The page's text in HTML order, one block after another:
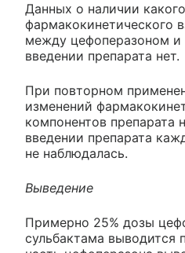
Данных о наличии
фармакокинетического
между цефоперазоном и
введении препарата нет.
При повторном
изменений
компонентов препарата
введении препарата
не наблюдалась.
Выведение
Примерно 25% дозы
сульбактама выводится